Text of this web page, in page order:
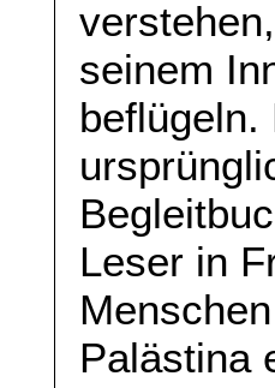
seinem
Leser in
Palästina